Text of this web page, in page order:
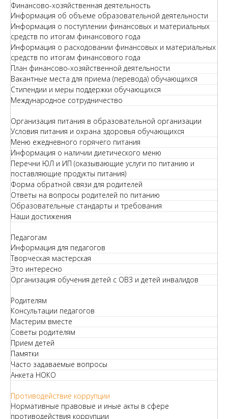
Финансово-хозяйственная деятельность
Информация об объеме образовательной деятельности
Информация о поступлении финансовых и материальных
средств по итогам финансового года
Информация о расходовании финансовых и материальных
средств по итогам финансового года
План финансово-хозяйственной деятельности
Вакантные места для приема (перевода) обучающихся
Стипендии и меры поддержки обучающихся
Международное сотрудничество
Организация питания в образовательной организации
Условия питания и охрана здоровья обучающихся
Меню ежедневного горячего питания
Информация о наличии диетического меню
Перечни ЮЛ и ИП (оказывающие услуги по питанию и
поставляющие продукты питания)
Форма обратной связи для родителей
Ответы на вопросы родителей по питанию
Образовательные стандарты и требования
Наши достижения
Педагогам
Информация для педагогов
Творческая мастерская
Это интересно
Организация обучения детей с ОВЗ и детей инвалидов
Родителям
Консультации педагогов
Мастерим вместе
Советы родителям
Прием детей
Памятки
Часто задаваемые вопросы
Анкета НОКО
Противодействие коррупции
Нормативные правовые и иные акты в сфере
противодействия коррупции